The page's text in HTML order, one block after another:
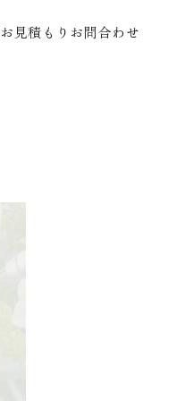
お見積もり お問合わせ